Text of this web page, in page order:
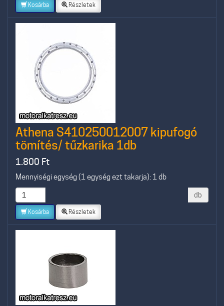
Kosárba Részletek
Athena S410250012007 kipufogó
tömítés/ tűzkarika 1db
1.800 Ft
Mennyiségi egység (1 egység ezt takarja): 1 db
db
Kosárba Részletek